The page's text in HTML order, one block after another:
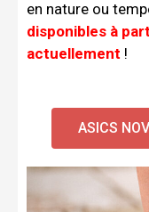
en nature ou
disponibles à
actuellement !
ASICS